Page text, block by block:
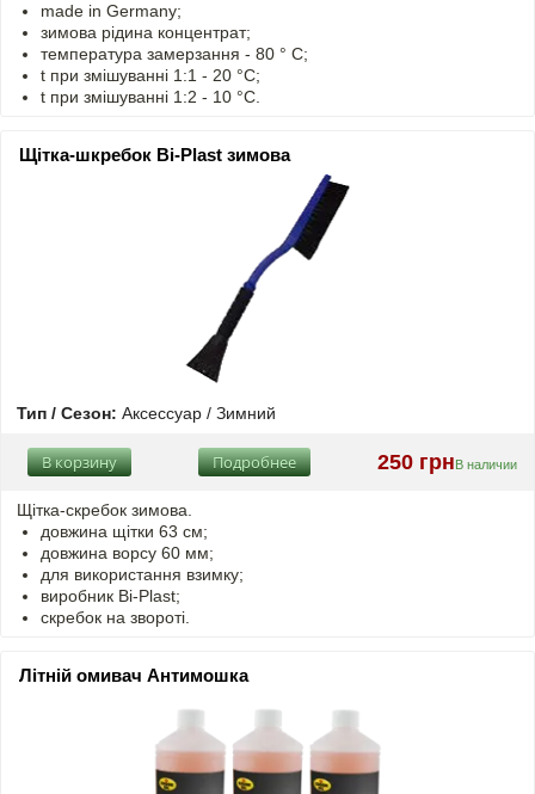
made in Germany;
зимова рідина концентрат;
температура замерзання - 80 ° C;
t при змішуванні 1:1 - 20 °C;
t при змішуванні 1:2 - 10 °C.
Щітка-шкребок Bi-Plast зимова
Тип / Сезон: Аксессуар / Зимний
250 грнВ наличии
Подробнее
В корзину
Щітка-скребок зимова.
довжина щітки 63 см;
довжина ворсу 60 мм;
для використання взимку;
виробник Bi-Plast;
скребок на звороті.
Літній омивач Антимошка